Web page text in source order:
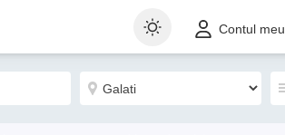
Contul meu
Sortează